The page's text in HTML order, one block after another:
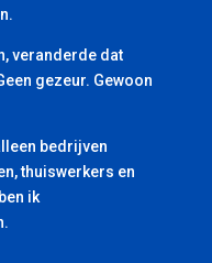
veranderde dat
gezeur. Gewoon
bedrijven
thuiswerkers en
ik